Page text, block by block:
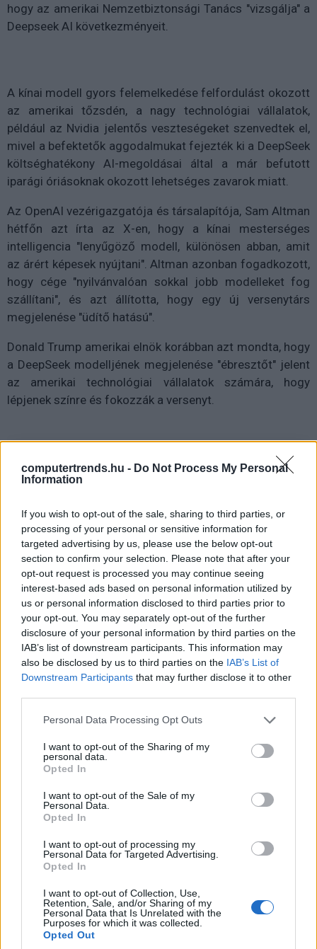
computertrends.hu - Do Not Process My Personal
Information
If you wish to opt-out of the sale, sharing to third parties, or
processing of your personal or sensitive information for
targeted advertising by us, please use the below opt-out
section to confirm your selection. Please note that after your
opt-out request is processed you may continue seeing
interest-based ads based on personal information utilized by
us or personal information disclosed to third parties prior to
your opt-out. You may separately opt-out of the further
disclosure of your personal information by third parties on the
IAB’s list of downstream participants. This information may
also be disclosed by us to third parties on the IAB’s List of
Downstream Participants that may further disclose it to other
Please note that this website/app uses one or more Google
not limited to your visit or usage behaviour. You may click to
grant or deny consent to Google and its third-party tags to
use your data for below specified purposes in below Google
consent section.
Personal Data Processing Opt Outs
I want to opt-out of the Sharing of my
personal data.
Opted In
I want to opt-out of the Sale of my
Personal Data.
Opted In
I want to opt-out of processing my
Personal Data for Targeted Advertising.
Opted In
I want to opt-out of Collection, Use,
Retention, Sale, and/or Sharing of my
Personal Data that Is Unrelated with the
Purposes for which it was collected.
Opted Out
hogy az amerikai Nemzetbiztonsági Tanács "vizsgálja" a
Deepseek AI következményeit.
A kínai modell gyors felemelkedése felfordulást okozott
az amerikai tőzsdén, a nagy technológiai vállalatok,
például az Nvidia jelentős veszteségeket szenvedtek el,
mivel a befektetők aggodalmukat fejezték ki a DeepSeek
költséghatékony AI-megoldásai által a már befutott
iparági óriásoknak okozott lehetséges zavarok miatt.
Az OpenAI vezérigazgatója és társalapítója, Sam Altman
hétfőn azt írta az X-en, hogy a kínai mesterséges
intelligencia "lenyűgöző modell, különösen abban, amit
az árért képesek nyújtani". Altman azonban fogadkozott,
hogy cége "nyilvánvalóan sokkal jobb modelleket fog
szállítani", és azt állította, hogy egy új versenytárs
megjelenése "üdítő hatású".
Donald Trump amerikai elnök korábban azt mondta, hogy
a DeepSeek modelljének megjelenése "ébresztőt" jelent
az amerikai technológiai vállalatok számára, hogy
lépjenek színre és fokozzák a versenyt.
Diákok a munkaerőpiacon: Így formálják a 2026-os
trendeket a fiatalok elvárásai (X)
A diákoknak már nem elég a magas órabér,
Címkék: #amerikai haditengerészet
#deepseek
Elindult a BRFK TikTok
2025 február 1. 19:04
A Budapesti Rendőr-főkapitányság 2025.
február 1-jén elindította hivatalos TikTok
csatornáját.
csatornát indítanak, hogy utat nyissanak a legfiatalabb
generáció felé, és megmutassák a rendőri hivatás
izgalmas, változatos oldalát.